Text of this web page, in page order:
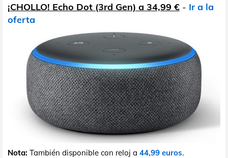
¡CHOLLO! Echo Dot (3rd Gen) a 34,99 € - Ir a la
oferta
Nota: También disponible con reloj a 44,99 euros.